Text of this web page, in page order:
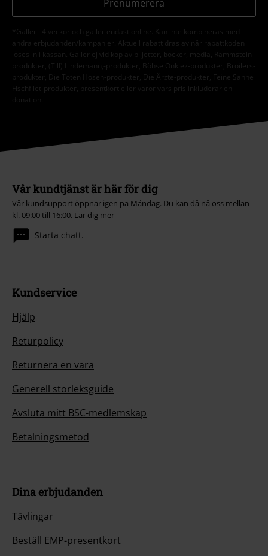
Prenumerera
*Gäller i 4 veckor och gäller endast online. Kan inte kombineras med
andra erbjudanden/kampanjer. Aktuell rabatt dras av när rabattkoden
löses in i kassan. Gäller ej vid köp av biljetter, böcker, media, Rammstein-
produkter, (Till) Lindemann,-produkter, Böhse Onklez-produkter, Broilers-
produkter, Die Toten Hosen-produkter, Die Ärzte-produkter, Feine Sahne
Fischfilet-produkter, presentkort eller varor vars pris inkluderar en
donation.
Vår kundtjänst är här för dig
Vår kundsupport öppnar igen på Måndag. Du kan då nå oss mellan
kl. 09:00 till 16:00. Lär dig mer
Starta chatt.
Kundservice
Hjälp
Returpolicy
Returnera en vara
Generell storleksguide
Avsluta mitt BSC-medlemskap
Betalningsmetod
Dina erbjudanden
Tävlingar
Beställ EMP-presentkort